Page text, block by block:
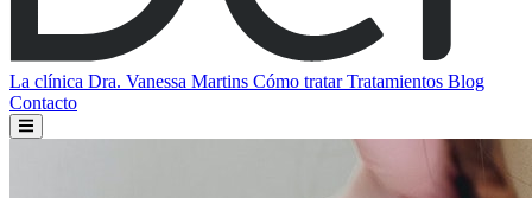
La clínica Dra. Vanessa Martins Cómo tratarTratamientos Blog
Contacto